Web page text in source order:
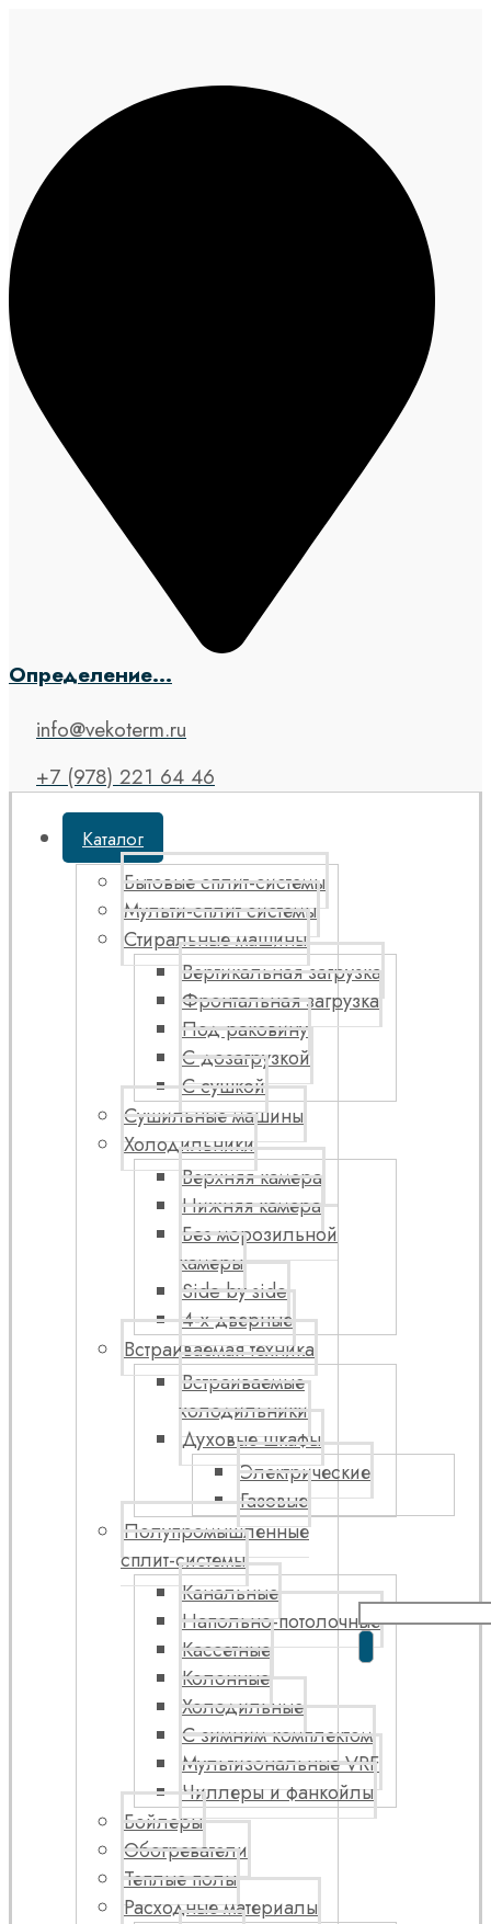
Определение...
info@vekoterm.ru
+7 (978) 221 64 46
Каталог
Бытовые сплит-системы
Мульти-сплит системы
Стиральные машины
Вертикальная загрузка
Фронтальная загрузка
Под раковину
С дозагрузкой
С сушкой
Сушильные машины
Холодильники
Верхняя камера
Нижняя камера
Без морозильной
камеры
Side by side
4-х дверные
Встраиваемая техника
Встраиваемые
холодильники
Духовые шкафы
Электрические
Газовые
Полупромышленные
сплит-системы
Канальные
Напольно-потолочные
Кассетные
Колонные
Холодильные
С зимним комплектом
Мультизональные VRF
Чиллеры и фанкойлы
Бойлеры
Обогреватели
Теплые полы
Расходные материалы